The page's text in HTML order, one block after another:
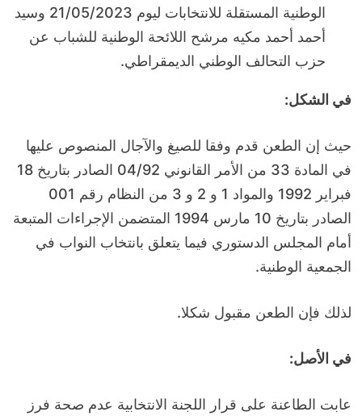
الوطنية المستقلة للانتخابات ليوم 21/05/2023 وسيد
أحمد أحمد مكيه مرشح اللائحة الوطنية للشباب عن
حزب التحالف الوطني الديمقراطي.
في الشكل:
حيث إن الطعن قدم وفقا للصيغ والآجال المنصوص عليها
في المادة 33 من الأمر القانوني 04/92 الصادر بتاريخ 18
فبراير 1992 والمواد 1 و 2 و 3 من النظام رقم 001
الصادر بتاريخ 10 مارس 1994 المتضمن الإجراءات المتبعة
أمام المجلس الدستوري فيما يتعلق بانتخاب النواب في
الجمعية الوطنية.
لذلك فإن الطعن مقبول شكلا.
في الأصل:
عابت الطاعنة على قرار اللجنة الانتخابية عدم صحة فرز